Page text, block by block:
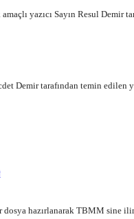
yazıcı Sayın Resul Demir
Demir tarafından temin edilen
hazırlanarak TBMM sine